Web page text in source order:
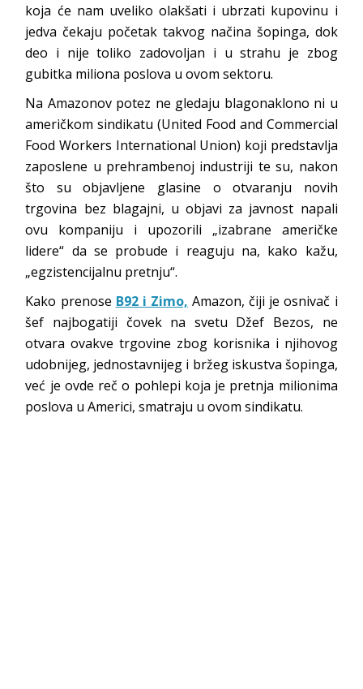
koja će nam uveliko olakšati i ubrzati kupovinu i
jedva čekaju početak takvog načina šopinga, dok
deo i nije toliko zadovoljan i u strahu je zbog
gubitka miliona poslova u ovom sektoru.
Na Amazonov potez ne gledaju blagonaklono ni u
američkom sindikatu (United Food and Commercial
Food Workers International Union) koji predstavlja
zaposlene u prehrambenoj industriji te su, nakon
što su objavljene glasine o otvaranju novih
trgovina bez blagajni, u objavi za javnost napali
ovu kompaniju i upozorili „izabrane američke
lidere“ da se probude i reaguju na, kako kažu,
„egzistencijalnu pretnju“.
Kako prenose B92 i Zimo, Amazon, čiji je osnivač i
šef najbogatiji čovek na svetu Džef Bezos, ne
otvara ovakve trgovine zbog korisnika i njihovog
udobnijeg, jednostavnijeg i bržeg iskustva šopinga,
već je ovde reč o pohlepi koja je pretnja milionima
poslova u Americi, smatraju u ovom sindikatu.